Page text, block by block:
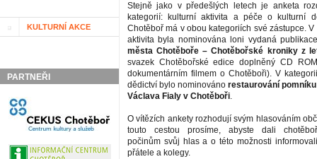
KULTURNÍ AKCE
PARTNEŘI
Stejně jako v předešlých letech je anketa
kategorií: kulturní aktivita a péče o kulturní
Chotěboř má v obou kategoriích své zástupce.
aktivita byla nominována loni vydaná
města Chotěboře – Chotěbořské kroniky z
svazek Chotěbořské edice doplněný CD
dokumentárním filmem o Chotěboři). V
dědictví bylo nominováno restaurování
Václava Fialy v Chotěboři.
O vítězích ankety rozhodují svým hlasováním
touto cestou prosíme, abyste dali
počinům svůj hlas a o této možnosti
přátele a kolegy.